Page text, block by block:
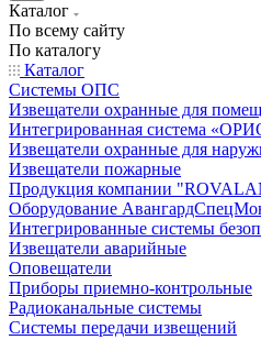
Каталог
По всему сайту
По каталогу
Каталог
Системы ОПС
Извещатели охранные для
Интегрированная система
Извещатели охранные для
Извещатели пожарные
Продукция компании
Оборудование
Интегрированные системы
Извещатели аварийные
Оповещатели
Приборы приемно-контрольные
Радиоканальные системы
Системы передачи извещений